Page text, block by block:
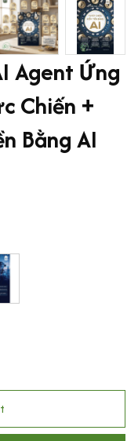
Agent Ứng
Chiến +
Bằng AI